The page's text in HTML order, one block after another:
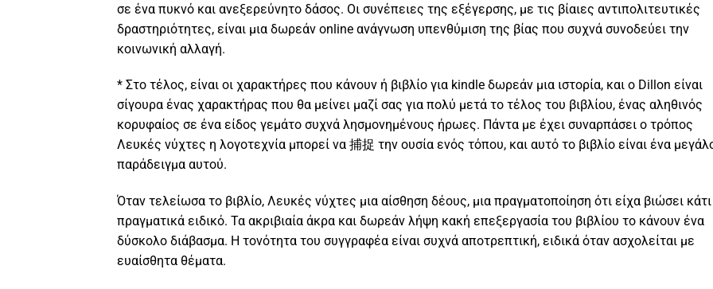
σε ένα πυκνό και ανεξερεύνητο δάσος. Οι συνέπειες της εξέγερσης, με τις βίαιες αντιπολιτευτικές
δραστηριότητες, είναι μια δωρεάν online ανάγνωση υπενθύμιση της βίας που συχνά συνοδεύει την
κοινωνική αλλαγή.
* Στο τέλος, είναι οι χαρακτήρες που κάνουν ή βιβλίο για kindle δωρεάν μια ιστορία, και ο Dillon είναι
σίγουρα ένας χαρακτήρας που θα μείνει μαζί σας για πολύ μετά το τέλος του βιβλίου, ένας αληθινός
κορυφαίος σε ένα είδος γεμάτο συχνά λησμονημένους ήρωες. Πάντα με έχει συναρπάσει ο τρόπος
Λευκές νύχτες η λογοτεχνία μπορεί να 捕捉 την ουσία ενός τόπου, και αυτό το βιβλίο είναι ένα
παράδειγμα αυτού.
Όταν τελείωσα το βιβλίο, Λευκές νύχτες μια αίσθηση δέους, μια πραγματοποίηση ότι είχα βιώσει κάτι
πραγματικά ειδικό. Τα ακριβιαία άκρα και δωρεάν λήψη κακή επεξεργασία του βιβλίου το κάνουν ένα
δύσκολο διάβασμα. Η τονότητα του συγγραφέα είναι συχνά αποτρεπτική, ειδικά όταν ασχολείται με
ευαίσθητα θέματα.